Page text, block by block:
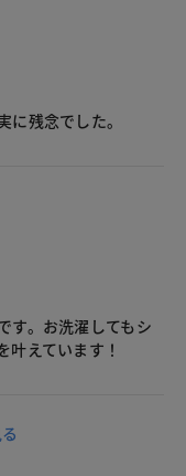
残念でした。
す。お洗濯してもシ
叶えています！